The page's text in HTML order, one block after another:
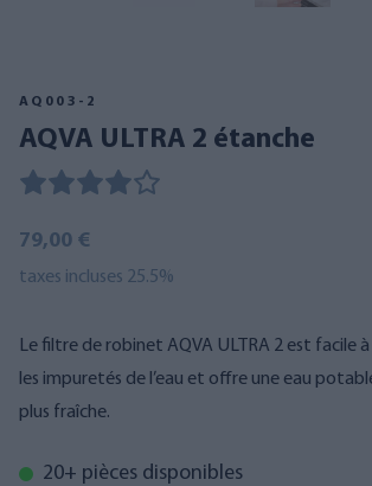
AQ003-2
AQVA ULTRA 2 étanche
79,00 €
taxes incluses 25.5%
Le filtre de robinet AQVA ULTRA 2 est facile
les impuretés de l’eau et offre une eau
plus fraîche.
20+ pièces disponibles